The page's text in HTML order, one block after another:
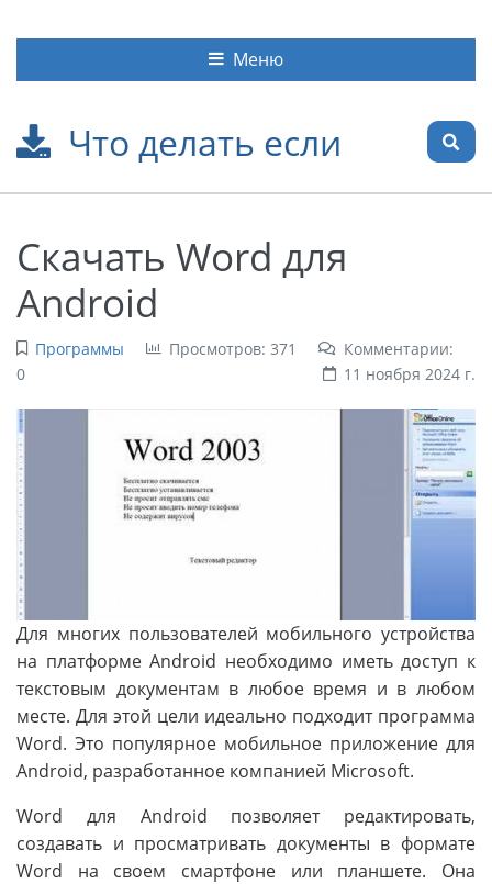
Что делать если
Меню
Скачать Word для
Android
Программы Просмотров: 371
Комментарии:
0
11 ноября 2024 г.
Для многих пользователей мобильного устройства
на платформе Android необходимо иметь доступ к
текстовым документам в любое время и в любом
месте. Для этой цели идеально подходит программа
Word. Это популярное мобильное приложение для
Android, разработанное компанией Microsoft.
Word для Android позволяет редактировать,
создавать и просматривать документы в формате
Word на своем смартфоне или планшете. Она